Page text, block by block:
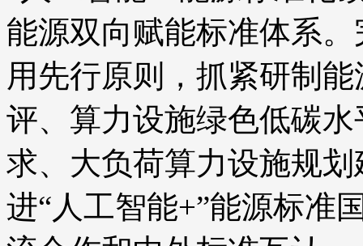
能源双向赋能标准体系
用先行原则，抓紧研制
评、算力设施绿色低碳
求、大负荷算力设施规
进“人工智能+”能源标准